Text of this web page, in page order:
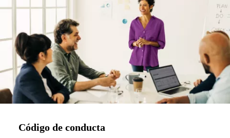
Código de conducta